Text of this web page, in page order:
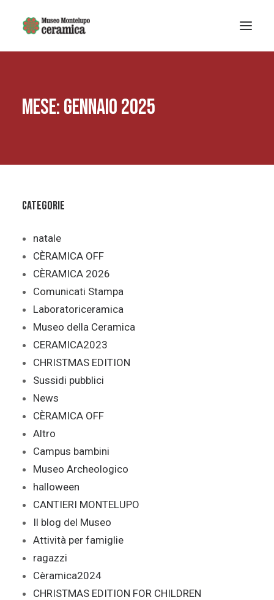
MUSEO DELLA CERAMICA
Arte Contemporanea
Mostre e eventi
Ricerca
MESE: GENNAIO 2025
Categorie
natale
CÈRAMICA OFF
CÈRAMICA 2026
Comunicati Stampa
Laboratoriceramica
Museo della Ceramica
CERAMICA2023
CHRISTMAS EDITION
Sussidi pubblici
News
CÈRAMICA OFF
Altro
Campus bambini
Museo Archeologico
halloween
CANTIERI MONTELUPO
Il blog del Museo
Attività per famiglie
ragazzi
Cèramica2024
CHRISTMAS EDITION FOR CHILDREN